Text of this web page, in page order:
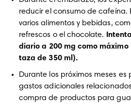
reducir el consumo de cafeína.
varios alimentos y bebidas,
refrescos o el chocolate.
diario a 200 mg como máximo
taza de 350 ml).
Durante los próximos meses es
gastos adicionales
compra de productos para